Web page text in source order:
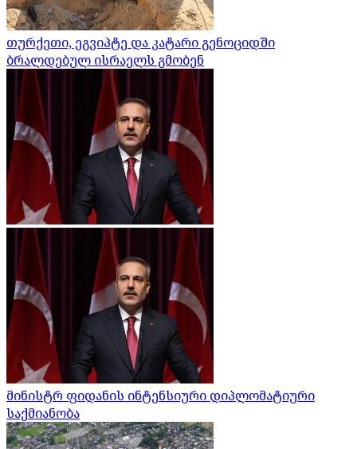
თურქეთი, ეგვიპტე და კატარი გენოციდში
ბრალდებულ ისრაელს გმობენ
მინისტრ ფიდანის ინტენსიური დიპლომატიური
საქმიანობა